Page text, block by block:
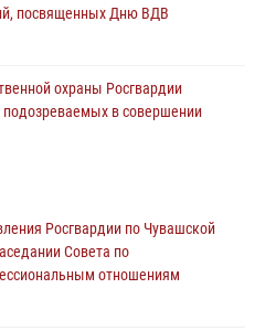
посвященных Дню ВДВ
охраны Росгвардии
в совершении
задержали подозреваемого в
Росгвардии по Чувашской
Совета по
отношениям